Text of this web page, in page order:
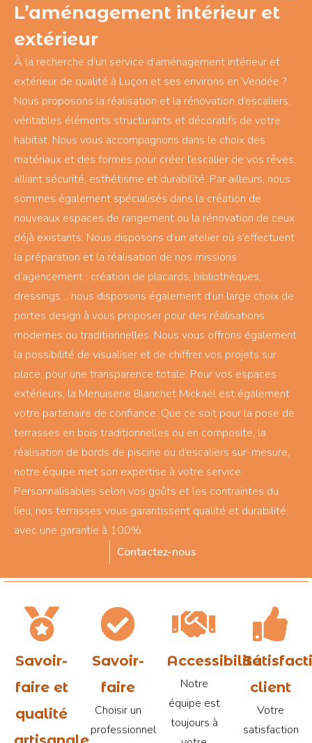
L’aménagement intérieur et
extérieur
À la recherche d’un service d’aménagement intérieur et
extérieur de qualité à Luçon et ses environs en Vendée ?
Nous proposons la réalisation et la rénovation d’escaliers,
véritables éléments structurants et décoratifs de votre
habitat. Nous vous accompagnons dans le choix des
matériaux et des formes pour créer l’escalier de vos rêves,
alliant sécurité, esthétisme et durabilité. Par ailleurs, nous
sommes également spécialisés dans la création de
nouveaux espaces de rangement ou la rénovation de ceux
déjà existants. Nous disposons d’un atelier où s’effectuent
la préparation et la réalisation de nos missions
d’agencement : création de placards, bibliothèques,
dressings… nous disposons également d’un large choix de
portes design à vous proposer pour des réalisations
modernes ou traditionnelles. Nous vous offrons également
la possibilité de visualiser et de chiffrer vos projets sur
place, pour une transparence totale. Pour vos espaces
extérieurs, la Menuiserie Blanchet Mickaël est également
votre partenaire de confiance. Que ce soit pour la pose de
terrasses en bois traditionnelles ou en composite, la
réalisation de bords de piscine ou d’escaliers sur-mesure,
notre équipe met son expertise à votre service.
Personnalisables selon vos goûts et les contraintes du
lieu, nos terrasses vous garantissent qualité et durabilité,
avec une garantie à 100%.
Contactez-nous
Savoir-
faire et
qualité
Savoir-
faire
Choisir un
professionnel
Accessibilité
Notre
équipe est
toujours à
client
Votre
satisfaction